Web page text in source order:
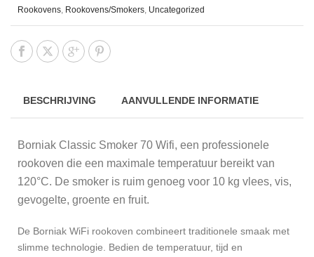
Rookovens, Rookovens/Smokers, Uncategorized
BESCHRIJVING AANVULLENDE INFORMATIE
Borniak Classic Smoker 70 Wifi, een professionele
rookoven die een maximale temperatuur bereikt van
120°C. De smoker is ruim genoeg voor 10 kg vlees, vis,
gevogelte, groente en fruit.
De Borniak WiFi rookoven combineert traditionele smaak met
slimme technologie. Bedien de temperatuur, tijd en